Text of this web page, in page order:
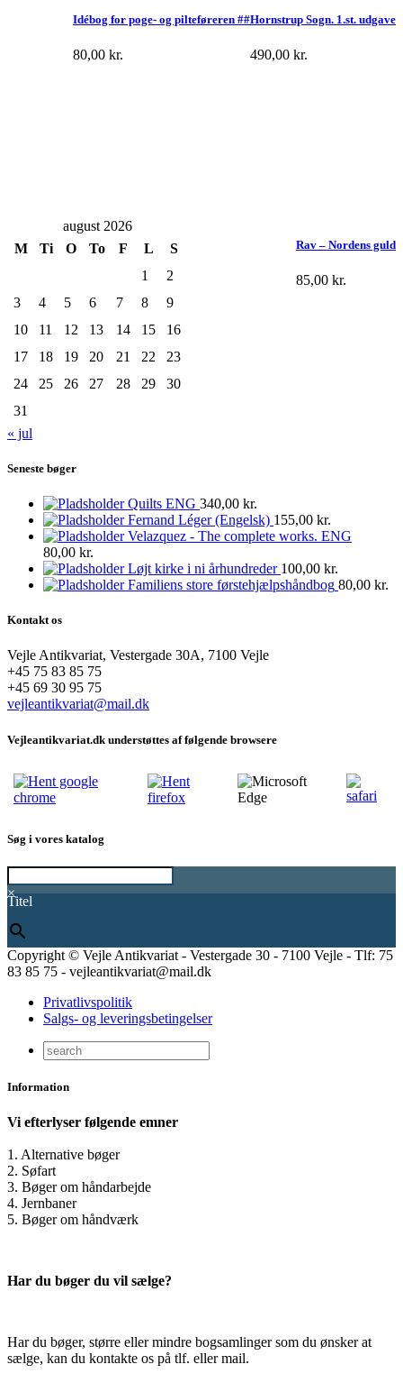
Hornstrup Sogn. 1.st. udgave
490,00 kr.
Idébog for poge- og pilteføreren ##
80,00 kr.
Rav – Nordens guld
85,00 kr.
august 2026
M
Ti O To F L
S
1
2
3
4 5 6 7 8
9
10
11 12 13 14 15
16
17
18 19 20 21 22
23
24
25 26 27 28 29
30
31
« jul
Seneste bøger
Quilts ENG 340,00 kr.
Fernand Léger (Engelsk) 155,00 kr.
Velazquez - The complete works. ENG
80,00 kr.
Løjt kirke i ni århundreder 100,00 kr.
Familiens store førstehjælpshåndbog 80,00 kr.
Kontakt os
Vejle Antikvariat, Vestergade 30A, 7100 Vejle
+45 75 83 85 75
+45 69 30 95 75
vejleantikvariat@mail.dk
Vejleantikvariat.dk understøttes af følgende browsere
Søg i vores katalog
×
Titel
Copyright © Vejle Antikvariat - Vestergade 30 - 7100 Vejle - Tlf: 75
83 85 75 - vejleantikvariat@mail.dk
Privatlivspolitik
Salgs- og leveringsbetingelser
Information
Vi efterlyser følgende emner
1. Alternative bøger
2. Søfart
3. Bøger om håndarbejde
4. Jernbaner
5. Bøger om håndværk
Har du bøger du vil sælge?
Har du bøger, større eller mindre bogsamlinger som du ønsker at
sælge, kan du kontakte os på tlf. eller mail.